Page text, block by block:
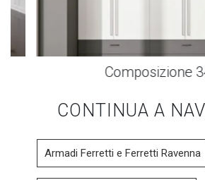
Composizione
CONTINUA A
Armadi Ferretti e Ferretti Ravenna